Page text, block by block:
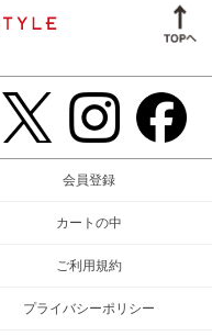
会員登録
カートの中
ご利用規約
プライバシーポリシー